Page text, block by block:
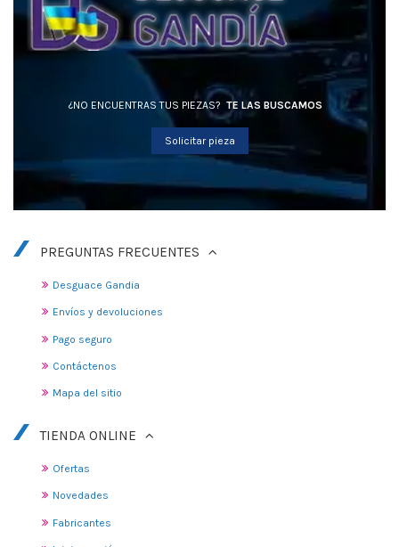
¿NO ENCUENTRAS TUS PIEZAS? TE LAS BUSCAMOS
Solicitar pieza
PREGUNTAS FRECUENTES
Desguace Gandia
Envíos y devoluciones
Pago seguro
Contáctenos
Mapa del sitio
TIENDA ONLINE
Ofertas
Novedades
Fabricantes